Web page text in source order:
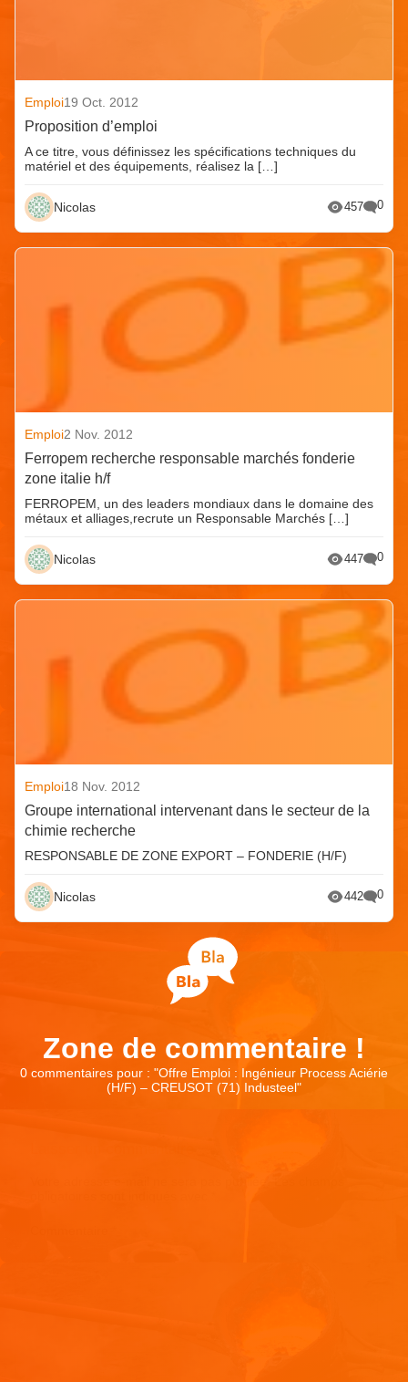
Emploi19 Oct. 2012
Proposition d’emploi
A ce titre, vous définissez les spécifications techniques du
matériel et des équipements, réalisez la […]
Nicolas 457 0
Emploi2 Nov. 2012
Ferropem recherche responsable marchés fonderie
zone italie h/f
FERROPEM, un des leaders mondiaux dans le domaine des
métaux et alliages,recrute un Responsable Marchés […]
Nicolas 447 0
Emploi18 Nov. 2012
Groupe international intervenant dans le secteur de la
chimie recherche
RESPONSABLE DE ZONE EXPORT – FONDERIE (H/F)
Nicolas 442 0
Zone de commentaire !
0 commentaires pour : "Offre Emploi : Ingénieur Process Aciérie
(H/F) – CREUSOT (71) Industeel"